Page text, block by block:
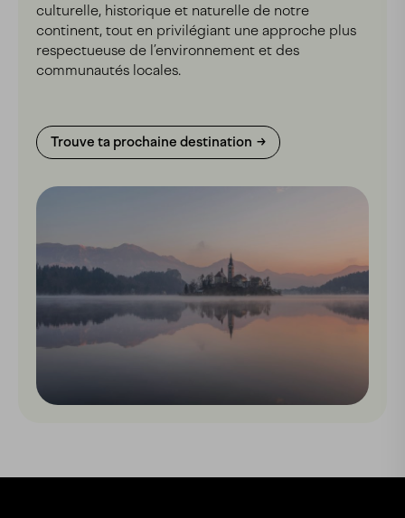
culturelle, historique et naturelle de notre
continent, tout en privilégiant une approche plus
respectueuse de l’environnement et des
communautés locales.
Trouve ta prochaine destination